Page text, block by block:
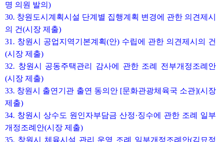
명 의원 발의)
30. 창원도시계획시설 단계별 집행계획 변경에 관한 의견제시
의 건(시장 제출)
31. 창원시 공업지역기본계획(안) 수립에 관한 의견제시의 건
(시장 제출)
32. 창원시 공동주택관리 감사에 관한 조례 전부개정조례안
(시장 제출)
33. 창원시 출연기관 출연 동의안 [문화관광체육국 소관](시장
제출)
34. 창원시 상수도 원인자부담금 산정·징수에 관한 조례 일부
개정조례안(시장 제출)
35. 창원시 체육시설 관리 운영 조례 일부개정조례안(김묘정